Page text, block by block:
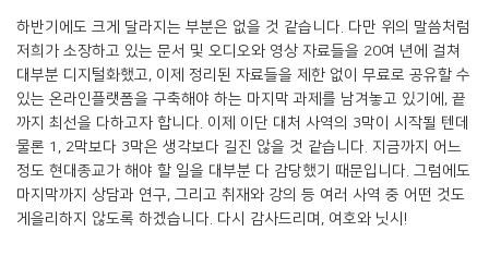
하반기에도 크게 달라지는 부분은 없을 것 같습니다. 다만 위의 말씀처럼
저희가 소장하고 있는 문서 및 오디오와 영상 자료들을 20여 년에 걸쳐
대부분 디지털화했고, 이제 정리된 자료들을 제한 없이 무료로 공유할 수
있는 온라인플랫폼을 구축해야 하는 마지막 과제를 남겨놓고 있기에, 끝
까지 최선을 다하고자 합니다. 이제 이단 대처 사역의 3막이 시작될 텐데
물론 1, 2막보다 3막은 생각보다 길진 않을 것 같습니다. 지금까지 어느
정도 현대종교가 해야 할 일을 대부분 다 감당했기 때문입니다. 그럼에도
마지막까지 상담과 연구, 그리고 취재와 강의 등 여러 사역 중 어떤 것도
게을리하지 않도록 하겠습니다. 다시 감사드리며, 여호와 닛시!